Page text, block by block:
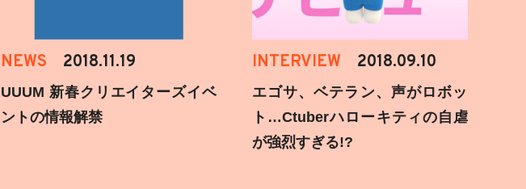
NEWS 2018.11.19
UUUM 新春クリエイターズイベ
ントの情報解禁
INTERVIEW 2018.09.10
エゴサ、ベテラン、声がロボッ
ト…Ctuberハローキティの自虐
が強烈すぎる!?